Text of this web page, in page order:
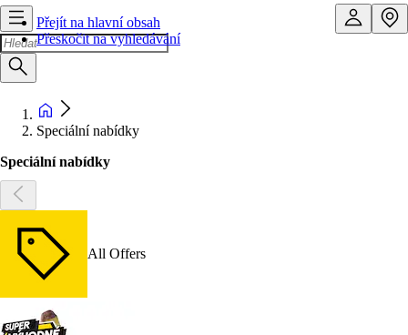
Přejít na hlavní obsah
Přeskočit na vyhledávání
Speciální nabídky
Speciální nabídky
All Offers